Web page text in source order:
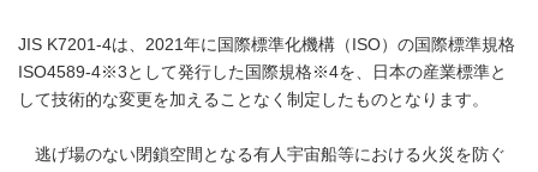
JIS K7201-4は、2021年に国際標準化機構（ISO）の国際標準規格
ISO4589-4※3として発行した国際規格※4を、日本の産業標準と
して技術的な変更を加えることなく制定したものとなります。
逃げ場のない閉鎖空間となる有人宇宙船等における火災を防ぐ